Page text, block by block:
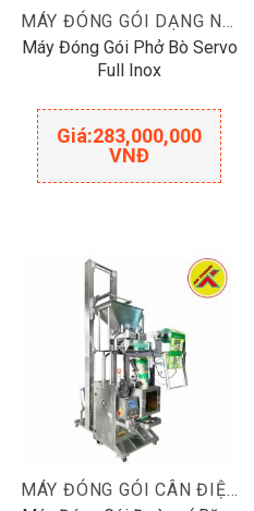
MÁY ĐÓNG GÓI DẠNG NẰM
Máy Đóng Gói Phở Bò Servo
Full Inox
Giá:283,000,000
VNĐ
MÁY ĐÓNG GÓI CÂN ĐIỆN TỬ